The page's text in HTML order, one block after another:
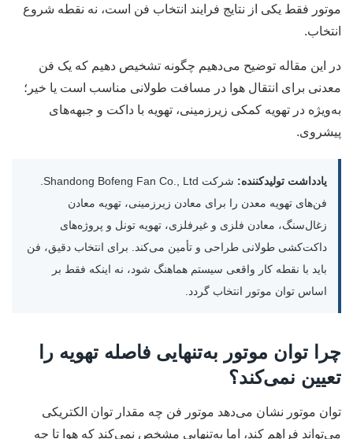
موتور فقط یکی از نتایج فرایند انتخاب فن است، نه نقطه شروع
انتخاب.
در این مقاله توضیح می‌دهیم چگونه تشخیص دهیم که یک فن
معدنی برای انتقال هوا در مسافت طولانی مناسب است یا خیر؛
به‌ویژه در تهویه کمکی زیرزمینی، تهویه با داکت و جبهه‌های
پیشروی.
یادداشت تولیدکننده:
شرکت Shandong Bofeng Fan Co., Ltd.
فن‌های تهویه معدن را برای معادن زیرزمینی، تهویه معادن
زغال‌سنگ، معادن فلزی و غیرفلزی، تهویه تونل و پروژه‌های
داکت‌کشی طولانی طراحی و تأمین می‌کند. برای انتخاب دقیق، فن
باید با نقطه کار واقعی سیستم هماهنگ شود، نه اینکه فقط بر
اساس توان موتور انتخاب گردد.
چرا توان موتور به‌تنهایی فاصله تهویه را
تعیین نمی‌کند؟
توان موتور نشان می‌دهد موتور فن چه مقدار توان الکتریکی
می‌تواند فراهم کند، اما به‌تنهایی مشخص نمی‌کند که هوا تا چه